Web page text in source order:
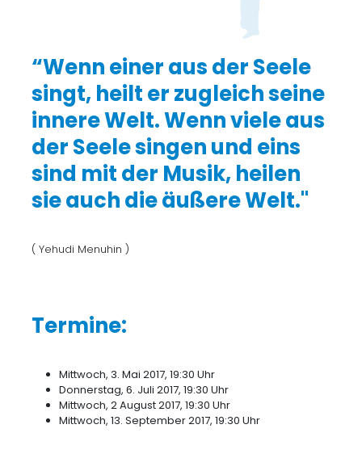
“Wenn einer aus der Seele
singt, heilt er zugleich seine
innere Welt. Wenn viele aus
der Seele singen und eins
sind mit der Musik, heilen
sie auch die äußere Welt."
( Yehudi Menuhin )
Termine:
Mittwoch, 3. Mai 2017, 19:30 Uhr
Donnerstag, 6. Juli 2017, 19:30 Uhr
Mittwoch, 2 August 2017, 19:30 Uhr
Mittwoch, 13. September 2017, 19:30 Uhr